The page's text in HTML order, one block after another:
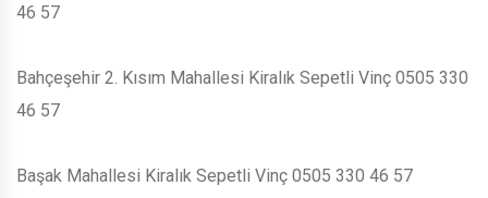
46 57
Bahçeşehir 2. Kısım Mahallesi Kiralık Sepetli Vinç 0505 330
46 57
Başak Mahallesi Kiralık Sepetli Vinç 0505 330 46 57